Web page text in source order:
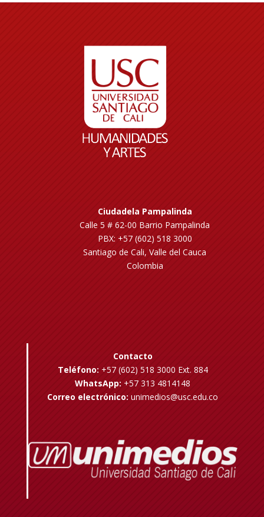
Ciudadela Pampalinda
Calle 5 # 62-00 Barrio Pampalinda
PBX: +57 (602) 518 3000
Santiago de Cali, Valle del Cauca
Colombia
Contacto
Teléfono: +57 (602) 518 3000 Ext. 884
WhatsApp: +57 313 4814148
Correo electrónico: unimedios@usc.edu.co